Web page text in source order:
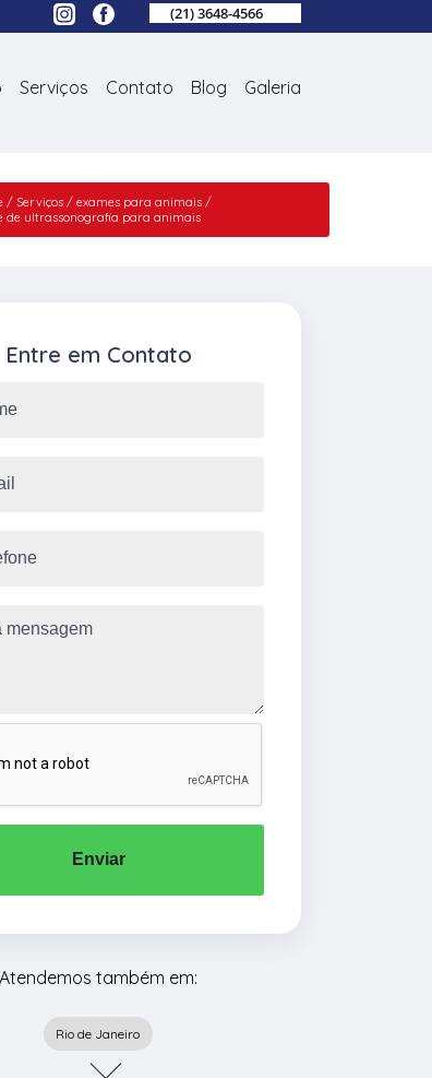
(21) 3648-4566
Serviços Contato Blog Galeria
Serviços
exames para animais
de ultrassonografia para animais
Entre em Contato
Enviar
Atendemos também em:
Rio de Janeiro